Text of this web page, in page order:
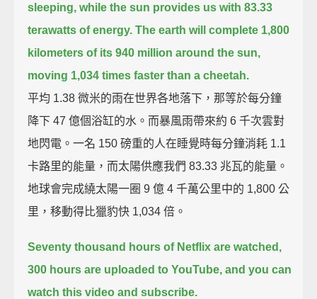
sleeping, while the sun provides us with 83.33
terawatts of energy. The earth will complete 1,800
kilometers of its 940 million around the sun,
moving 1,034 times faster than a cheetah.
平均 1.38 微米的雨在世界各地落下，那等於每分鐘
降下 47 億個浴缸的水。而暴風雨帶來約 6 千次雲對
地閃電。一名 150 磅重的人在睡覺時每分鐘消耗 1.1
卡路里的能量，而太陽供應我們 83.33 兆瓦的能量。
地球會完成繞太陽一圈 9 億 4 千萬公里中的 1,800 公
里，移動得比獵豹快 1,034 倍。
Seventy thousand hours of Netflix are watched,
300 hours are uploaded to YouTube, and you can
watch this video and subscribe.